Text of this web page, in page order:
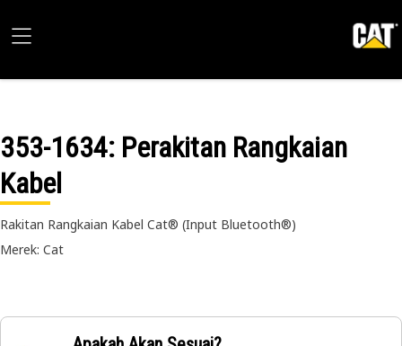
353-1634: Perakitan Rangkaian
Kabel
Rakitan Rangkaian Kabel Cat® (Input Bluetooth®)
Merek: Cat